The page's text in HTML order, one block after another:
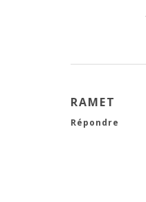
RAMET
Répondre